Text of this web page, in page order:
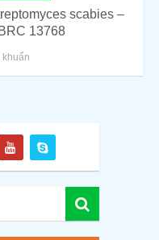
scabies –
13768
khuẩn